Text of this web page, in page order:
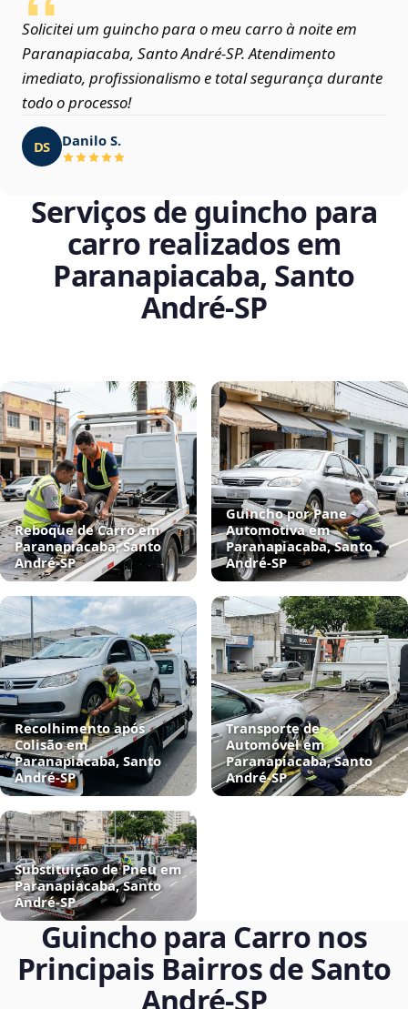
Solicitei um guincho para o meu carro à noite em
Paranapiacaba, Santo André‑SP. Atendimento
imediato, profissionalismo e total segurança durante
todo o processo!
DS Danilo S.
Serviços de guincho para
carro realizados em
Paranapiacaba, Santo
André‑SP
Reboque de Carro em
Paranapiacaba, Santo
André‑SP
Guincho por Pane
Automotiva em
Paranapiacaba, Santo
André‑SP
Recolhimento após
Colisão em
Paranapiacaba, Santo
André‑SP
Transporte de
Automóvel em
Paranapiacaba, Santo
André‑SP
Substituição de Pneu em
Paranapiacaba, Santo
André‑SP
Guincho para Carro nos
Principais Bairros de Santo
André‑SP